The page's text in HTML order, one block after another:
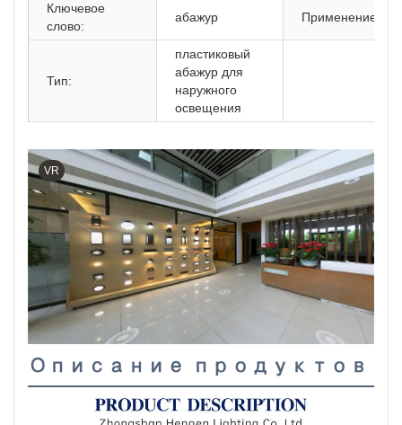
Ключевое
слово:
абажур Применение:
Тип:
пластиковый
абажур для
наружного
освещения
VR
Описание продуктов